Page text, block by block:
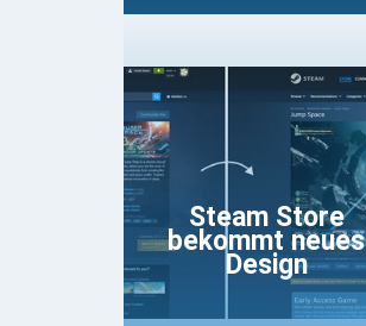
Steam Store
bekommt neues
Design